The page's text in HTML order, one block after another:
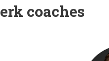
coaches